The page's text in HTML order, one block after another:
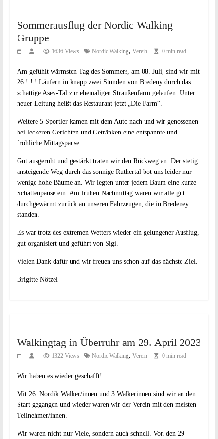
Sommerausflug der Nordic Walking
Gruppe
1636 Views Nordic Walking, Verein 0 min read
Am gefühlt wärmsten Tag des Sommers, am 08. Juli, sind wir mit
26 ! ! ! Läufern in knapp zwei Stunden von Bredeny durch das
schattige Asey-Tal zur ehemaligen Straußenfarm gelaufen. Unter
neuer Leitung heißt das Restaurant jetzt „Die Farm“.
Weitere 5 Sportler kamen mit dem Auto nach und wir genossenen
bei leckeren Gerichten und Getränken eine entspannte und
fröhliche Mittagspause.
Gut ausgeruht und gestärkt traten wir den Rückweg an. Der stetig
ansteigende Weg durch das sonnige Ruthertal bot uns leider nur
wenige hohe Bäume an. Wir legten unter jedem Baum eine kurze
Schattenpause ein. Am frühen Nachmittag waren wir alle gut
durchgewärmt zurück an unseren Fahrzeugen, die in Bredeney
standen.
Es war trotz des extremen Wetters wieder ein gelungener Ausflug,
gut organisiert und geführt von Sigi.
Vielen Dank dafür und wir freuen uns schon auf das nächste Ziel.
Brigitte Nötzel
Walkingtag in Überruhr am 29. April 2023
1322 Views Nordic Walking, Verein 0 min read
Wir haben es wieder geschafft!
Mit 26 Nordik Walker/innen und 3 Walkerinnen sind wir an den
Start gegangen und wieder waren wir der Verein mit den meisten
Teilnehmer/innen.
Wir waren nicht nur Viele, sondern auch schnell. Von den 29